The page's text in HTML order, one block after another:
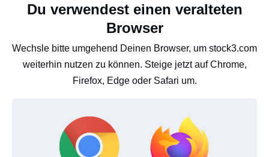
Du verwendest einen veralteten
Browser
Wechsle bitte umgehend Deinen Browser, um stock3.com
weiterhin nutzen zu können. Steige jetzt auf Chrome,
Firefox, Edge oder Safari um.